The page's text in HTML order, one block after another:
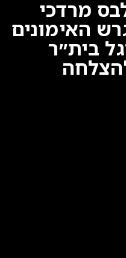
מרדכי
האימונים
בית״ר